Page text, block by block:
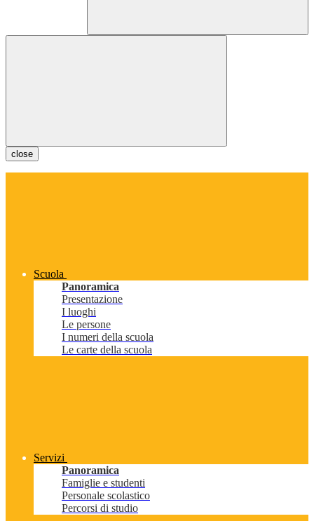
close
Scuola
Panoramica
Presentazione
I luoghi
Le persone
I numeri della scuola
Le carte della scuola
Servizi
Panoramica
Famiglie e studenti
Personale scolastico
Percorsi di studio